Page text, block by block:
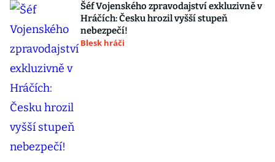
Šéf Vojenského zpravodajství exkluzivně v
Hráčích: Česku hrozil vyšší stupeň
nebezpečí!
Blesk hráči